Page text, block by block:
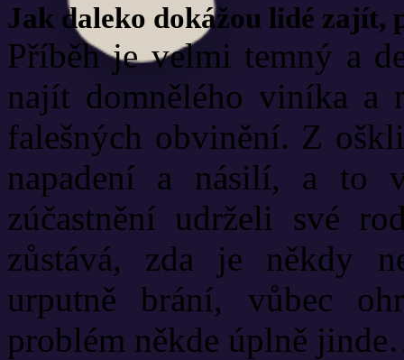
Jak daleko dokážou lidé zajít,
Příběh je velmi temný a
najít domnělého viníka
falešných obvinění. Z
napadení a násilí, a to
zúčastnění udrželi své
zůstává, zda je někdy
urputně brání, vůbec
problém někde úplně